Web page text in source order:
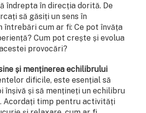
îndrepta în direcția dorită. De
să găsiți un sens în
cum ar fi: Ce pot învăța
Cum pot crește și evolua
provocări?
și menținerea echilibrului
dificile, este esențial să
înșivă și să mențineți un echilibru
Acordați timp pentru activități